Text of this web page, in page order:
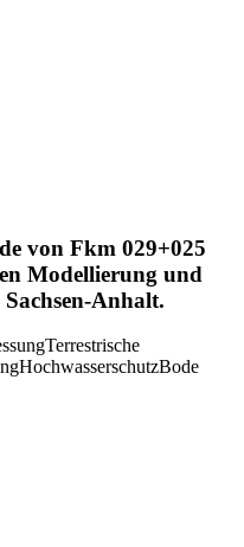
von Fkm 029+025
Modellierung und
Anhalt.
Terrestrische
HochwasserschutzBode